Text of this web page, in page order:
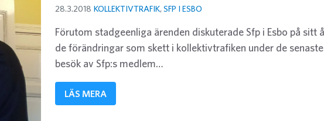
28.3.2018 KOLLEKTIVTRAFIK,SFP I ESBO
Förutom stadgeenliga ärenden diskuterade Sfp i Esbo på sitt
de förändringar som skett i kollektivtrafiken under de
besök av Sfp:s medlem…
LÄS MERA